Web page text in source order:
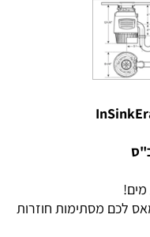
לכם מסתימות חוזרות